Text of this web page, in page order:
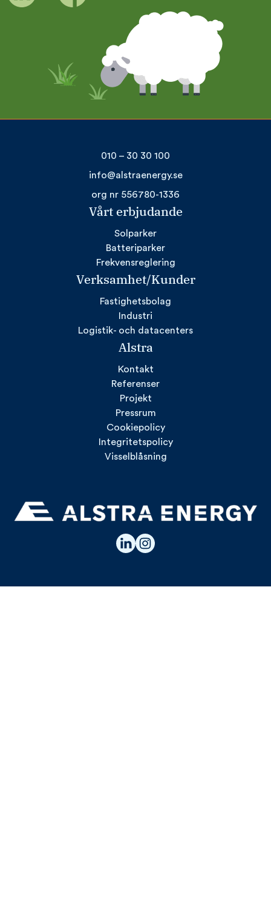
010 – 30 30 100
info@alstraenergy.se
org nr 556780-1336
Vårt erbjudande
Solparker
Batteriparker
Frekvensreglering
Verksamhet/Kunder
Fastighetsbolag
Industri
Logistik- och datacenters
Alstra
Kontakt
Referenser
Projekt
Pressrum
Cookiepolicy
Integritetspolicy
Visselblåsning